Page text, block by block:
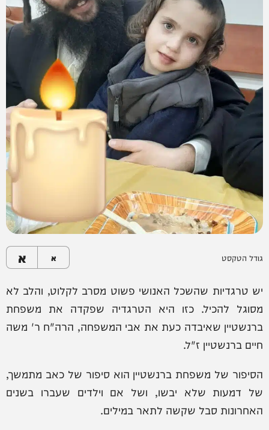
גודל הטקסט א א
יש טרגדיות שהשכל האנושי פשוט מסרב לקלוט, והלב לא
מסוגל להכיל. כזו היא הטרגדיה שפקדה את משפחת
ברנשטיין שאיבדה כעת את אבי המשפחה, הרה"ח ר' משה
חיים ברנשטיין ז"ל.
הסיפור של משפחת ברנשטיין הוא סיפור של כאב מתמשך,
של דמעות שלא יבשו, ושל אם וילדים שעברו בשנים
האחרונות סבל שקשה לתאר במילים.